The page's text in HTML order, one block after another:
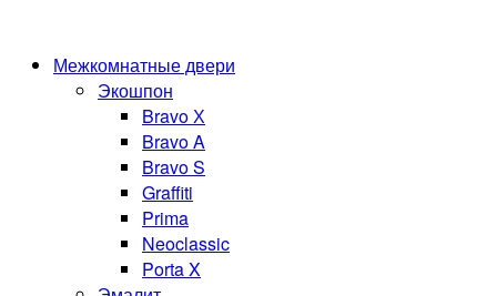
Межкомнатные двери
Экошпон
Bravo Х
Bravo A
Bravo S
Graffiti
Prima
Neoclassic
Porta X